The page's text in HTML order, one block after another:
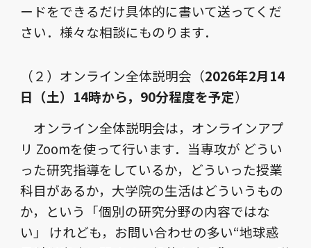
ードをできるだけ具体的に書いて送ってくだ
さい．様々な相談にものります．
（２）オンライン全体説明会（2026年2月14
日（土） 14時から， 90分程度を予定）
オンライン全体説明会は，オンラインアプ
リ Zoomを使って行います．当専攻が どうい
った研究指導をしているか，どういった授業
科目があるか，大学院の生活はどういうもの
か，という「個別の研究分野の内容ではな
い」 けれども，お問い合わせの多い“地球惑